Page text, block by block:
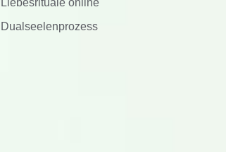
Liebesrituale online
Dualseelenprozess